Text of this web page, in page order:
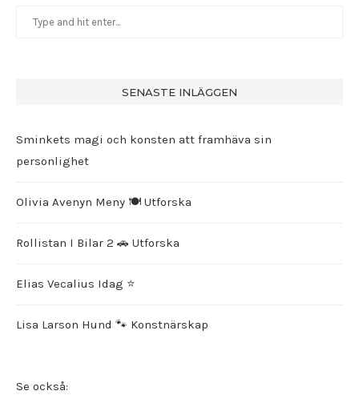
SENASTE INLÄGGEN
Sminkets magi och konsten att framhäva sin
personlighet
Olivia Avenyn Meny 🍽️ Utforska
Rollistan I Bilar 2 🚗 Utforska
Elias Vecalius Idag ⭐️
Lisa Larson Hund 🐾 Konstnärskap
Se också: